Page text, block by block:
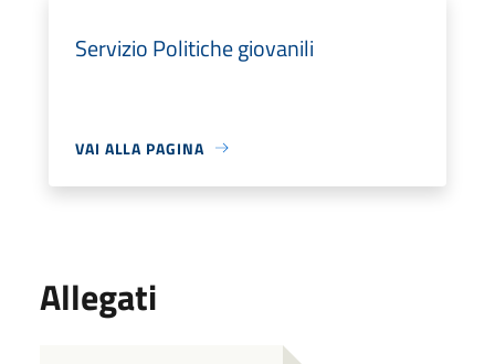
Servizio Politiche giovanili
VAI ALLA PAGINA
Allegati